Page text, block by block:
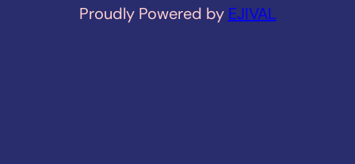
Proudly Powered by EJIVAL